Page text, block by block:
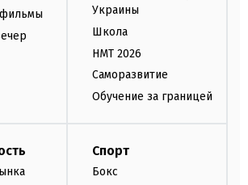
Украины
Школа
НМТ 2026
Саморазвитие
Обучение за границей
Спорт
Бокс